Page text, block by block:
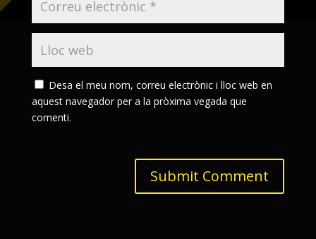
Desa el meu nom, correu electrònic i lloc web en
aquest navegador per a la pròxima vegada que
comenti.